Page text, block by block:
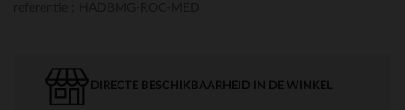
DIRECTE BESCHIKBAARHEID IN DE WINKEL